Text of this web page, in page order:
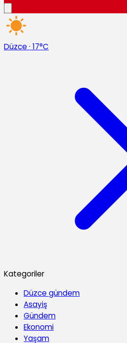
Düzce · 17°C
Kategoriler
Düzce gündem
Asayiş
Gündem
Ekonomi
Yaşam